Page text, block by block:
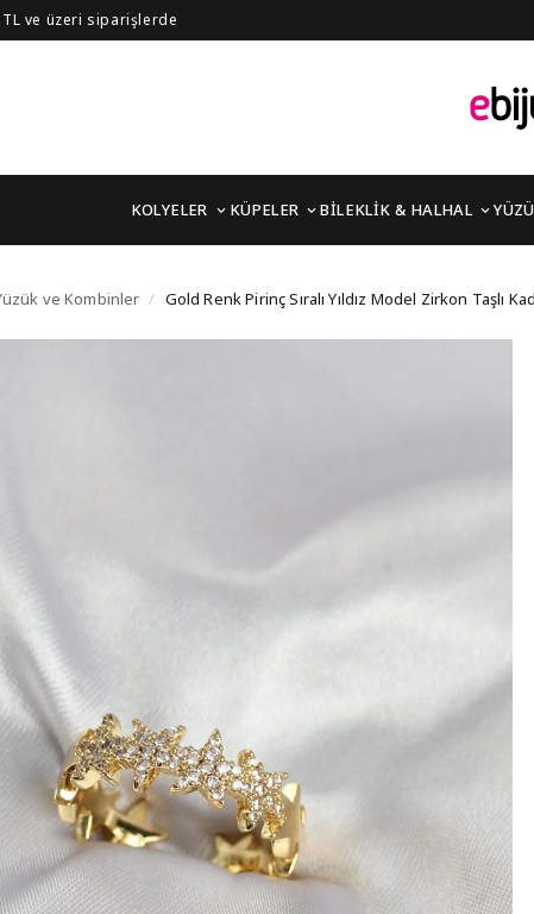
ve üzeri siparişlerde
KOLYELER KÜPELER BİLEKLİK & HALHAL
Sıralı Yıldız
ve Kombinler / Gold Renk Pirinç Sıralı Yıldız Model Zirkon Taşlı